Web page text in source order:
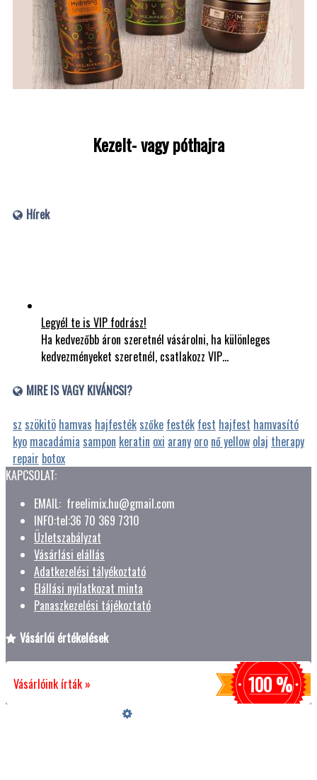
Kezelt- vagy póthajra
Hírek
Legyél te is VIP fodrász!
Ha kedvezőbb áron szeretnél vásárolni, ha különleges
kedvezményeket szeretnél, csatlakozz VIP…
MIRE IS VAGY KIVÁNCSI?
sz szökitö hamvas hajfesték szőke festék fest hajfest hamvasító
kyo macadámia sampon keratin oxi arany oro nő yellow olaj therapy
repair botox
KAPCSOLAT:
EMAIL: freelimix.hu@gmail.com
INFO:tel:36 70 369 7310
Üzletszabályzat
Vásárlási elállás
Adatkezelési tályékoztató
Elállási nyilatkozat minta
Panaszkezelési tájékoztató
Vásárlói értékelések
Vásárlóink írták » 100 %